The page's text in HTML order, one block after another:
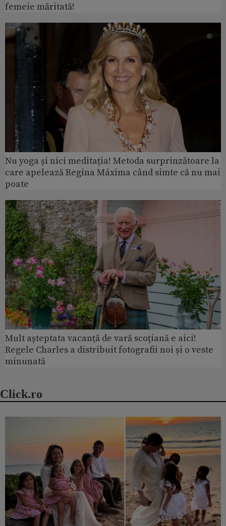
femeie măritată!
Nu yoga și nici meditația! Metoda surprinzătoare la
care apelează Regina Máxima când simte că nu mai
poate
Mult așteptata vacanță de vară scoțiană e aici!
Regele Charles a distribuit fotografii noi și o veste
minunată
Click.ro